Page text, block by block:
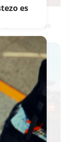
¡Cómo los de
es